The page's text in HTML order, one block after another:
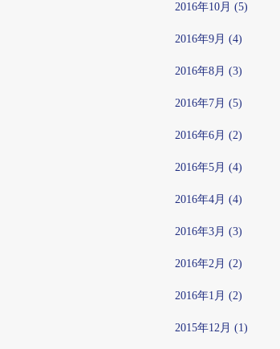
2016年10月 (5)
2016年9月 (4)
2016年8月 (3)
2016年7月 (5)
2016年6月 (2)
2016年5月 (4)
2016年4月 (4)
2016年3月 (3)
2016年2月 (2)
2016年1月 (2)
2015年12月 (1)